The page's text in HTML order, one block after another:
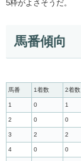
5枠がよさそうだ。
馬番傾向
馬番 1着数 2着数
1 0 1
2 0 0
3 2 2
4 0 0